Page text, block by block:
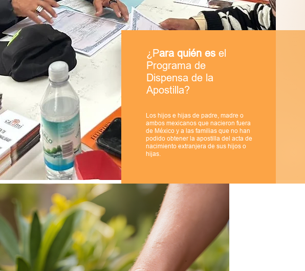
¿Para quién es el
Programa de
Dispensa de la
Apostilla?
Los hijos e hijas de padre, madre o
ambos mexicanos que nacieron fuera
de México y a las familias que no han
podido obtener la apostilla del acta de
nacimiento extranjera de sus hijos o
hijas.